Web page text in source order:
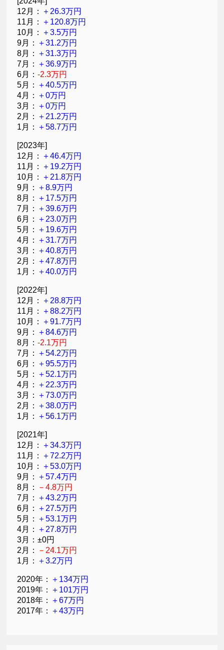
12月： ＋26.3万円
11月： ＋120.8万円
10月： ＋3.5万円
9月： ＋31.2万円
8月： ＋31.3万円
7月： ＋36.9万円
6月：-2.3万円
5月： ＋40.5万円
4月： ＋0万円
3月： ＋0万円
2月： ＋21.2万円
1月： ＋58.7万円
[2023年]
12月： ＋46.4万円
11月： ＋19.2万円
10月： ＋21.8万円
9月： ＋8.9万円
8月： ＋17.5万円
7月： ＋39.6万円
6月： ＋23.0万円
5月： ＋19.6万円
4月： ＋31.7万円
3月： ＋40.8万円
2月： ＋47.8万円
1月： ＋40.0万円
[2022年]
12月： ＋28.8万円
11月： ＋88.2万円
10月： ＋91.7万円
9月： ＋84.6万円
8月：-2.1万円
7月： ＋54.2万円
6月： ＋95.5万円
5月： ＋52.1万円
4月： ＋22.3万円
3月： ＋73.0万円
2月： ＋38.0万円
1月： ＋56.1万円
[2021年]
12月： ＋34.3万円
11月： ＋72.2万円
10月： ＋53.0万円
9月： ＋57.4万円
8月：
－4.8万円
7月： ＋43.2万円
6月： ＋27.5万円
5月： ＋53.1万円
4月： ＋27.8万円
3月：±0円
2月：
－24.1万円
1月： ＋3.2万円
2020年： ＋134万円
2019年： ＋101万円
2018年： ＋67万円
2017年： ＋43万円